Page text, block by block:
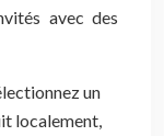
avec des
un
localement,